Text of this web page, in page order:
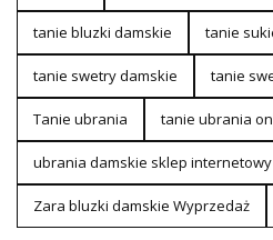
tanie bluzki damskie tanie
tanie swetry damskie tanie
Tanie ubrania tanie ubrania
ubrania damskie sklep internetowy
Zara bluzki damskie Wyprzedaż